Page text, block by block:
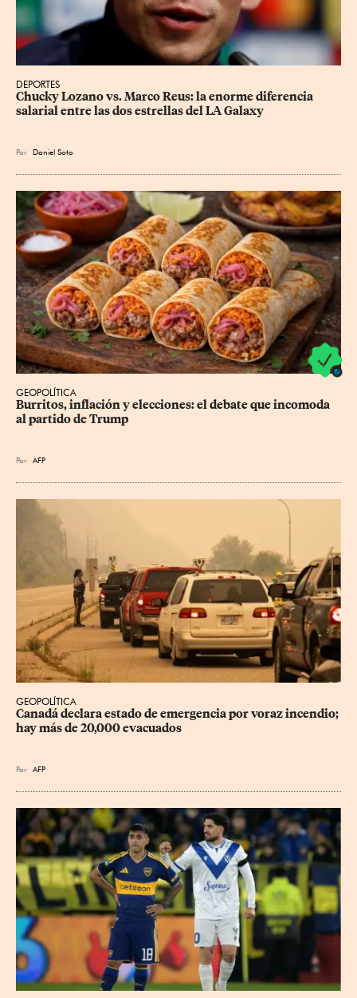
DEPORTES
Chucky Lozano vs. Marco Reus: la enorme diferencia
salarial entre las dos estrellas del LA Galaxy
Por Daniel Soto
GEOPOLÍTICA
Burritos, inflación y elecciones: el debate que incomoda
al partido de Trump
Por AFP
GEOPOLÍTICA
Canadá declara estado de emergencia por voraz incendio;
hay más de 20,000 evacuados
Por AFP